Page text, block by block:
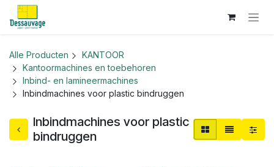
Overslaan naar inhoud
Alle Producten
KANTOOR
Kantoormachines en toebehoren
Inbind- en lamineermachines
Inbindmachines voor plastic bindruggen
Inbindmachines voor plastic
bindruggen